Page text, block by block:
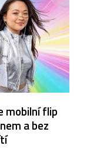
mobilní flip
a bez